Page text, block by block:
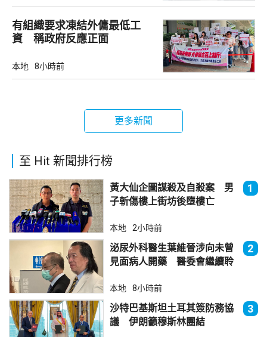
有組織要求凍結外傭最低工
資 稱政府反應正面
本地 8小時前
更多新聞
至 Hit 新聞排行榜
黃大仙企圖謀殺及自殺案 男
子斬傷樓上街坊後墮樓亡
1
本地 2小時前
泌尿外科醫生葉維晉涉向未曾
見面病人開藥 醫委會繼續聆
2
本地 8小時前
沙特巴基斯坦土耳其簽防務協
議 伊朗籲穆斯林團結
3